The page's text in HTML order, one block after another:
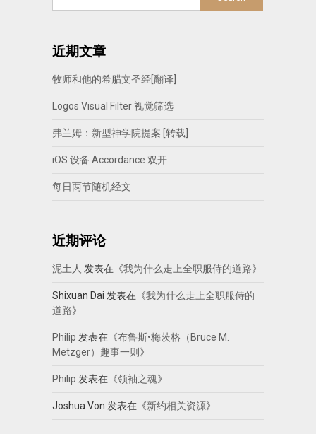
近期文章
牧师和他的希腊文圣经[翻译]
Logos Visual Filter 视觉筛选
弗兰姆：新型神学院提案 [转载]
iOS 设备 Accordance 双开
每日两节随机经文
近期评论
泥土人 发表在《我为什么走上全职服侍的道路》
Shixuan Dai 发表在《我为什么走上全职服侍的
道路》
Philip 发表在《布鲁斯•梅茨格（Bruce M.
Metzger）趣事一则 》
Philip 发表在《领袖之魂》
Joshua Von 发表在《新约相关资源》